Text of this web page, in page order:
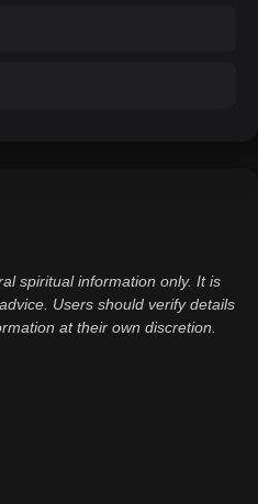
spiritual information only. It is
Users should verify details
at their own discretion.